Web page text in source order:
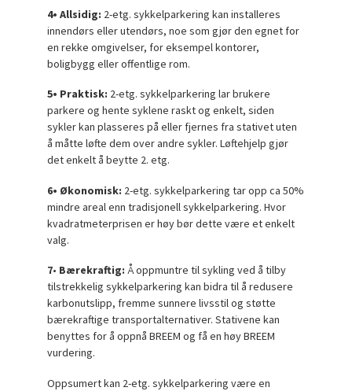
4• Allsidig: 2-etg. sykkelparkering kan installeres
innendørs eller utendørs, noe som gjør den egnet for
en rekke omgivelser, for eksempel kontorer,
boligbygg eller offentlige rom.
5• Praktisk: 2-etg. sykkelparkering lar brukere
parkere og hente syklene raskt og enkelt, siden
sykler kan plasseres på eller fjernes fra stativet uten
å måtte løfte dem over andre sykler. Løftehjelp gjør
det enkelt å beytte 2. etg.
6• Økonomisk: 2-etg. sykkelparkering tar opp ca 50%
mindre areal enn tradisjonell sykkelparkering. Hvor
kvadratmeterprisen er høy bør dette være et enkelt
valg.
7• Bærekraftig: Å oppmuntre til sykling ved å tilby
tilstrekkelig sykkelparkering kan bidra til å redusere
karbonutslipp, fremme sunnere livsstil og støtte
bærekraftige transportalternativer. Stativene kan
benyttes for å oppnå BREEM og få en høy BREEM
vurdering.
Oppsumert kan 2-etg. sykkelparkering være en